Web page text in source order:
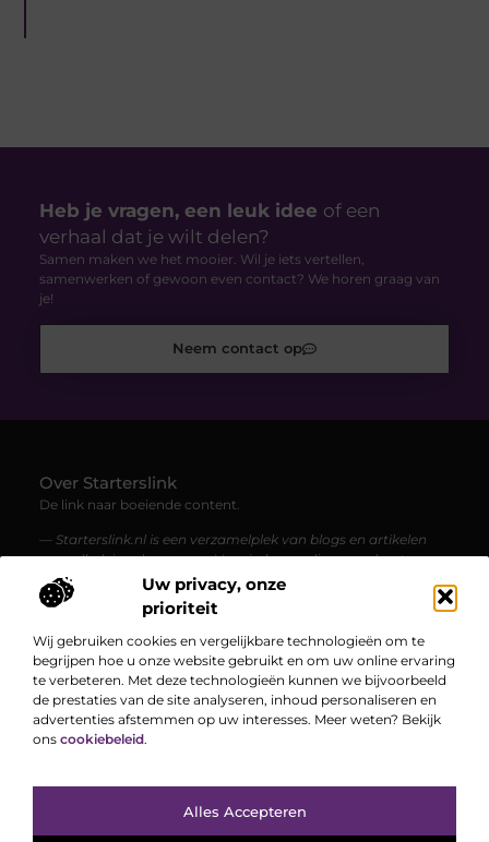
Uw privacy, onze
prioriteit
Wij gebruiken cookies en vergelijkbare technologieën om te
begrijpen hoe u onze website gebruikt en om uw online ervaring
te verbeteren. Met deze technologieën kunnen we bijvoorbeeld
de prestaties van de site analyseren, inhoud personaliseren en
advertenties afstemmen op uw interesses. Meer weten? Bekijk
ons cookiebeleid.
Alles Accepteren
Heb je vragen, een leuk idee of een
verhaal dat je wilt delen?
Samen maken we het mooier. Wil je iets vertellen,
samenwerken of gewoon even contact? We horen graag van
je!
Neem contact op
Over Starterslink
De link naar boeiende content.
— Starterslink.nl is een verzamelplek van blogs en artikelen
over allerlei onderwerpen. Voor iedereen die graag leest,
ontdekt en geïnspireerd wordt.
Bericht categorie
Onze informatie